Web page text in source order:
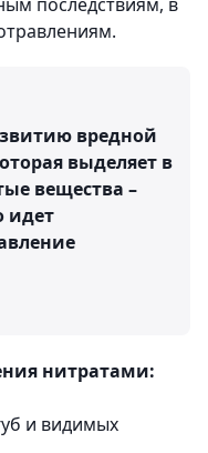
вредной
выделяет в
вещества –
идет
нитратами:
и видимых